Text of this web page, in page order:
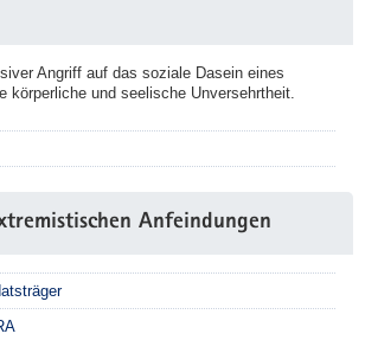
Angriff auf das soziale Dasein eines
körperliche und seelische Unversehrtheit.
Anfeindungen